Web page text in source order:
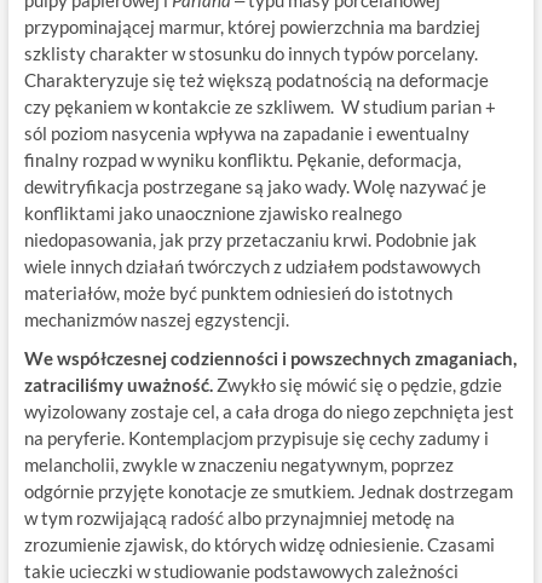
przypominającej marmur, której powierzchnia ma bardziej
szklisty charakter w stosunku do innych typów porcelany.
Charakteryzuje się też większą podatnością na deformacje
czy pękaniem w kontakcie ze szkliwem. W studium parian +
sól poziom nasycenia wpływa na zapadanie i ewentualny
finalny rozpad w wyniku konfliktu. Pękanie, deformacja,
dewitryfikacja postrzegane są jako wady. Wolę nazywać je
konfliktami jako unaocznione zjawisko realnego
niedopasowania, jak przy przetaczaniu krwi. Podobnie jak
wiele innych działań twórczych z udziałem podstawowych
materiałów, może być punktem odniesień do istotnych
mechanizmów naszej egzystencji.
We współczesnej codzienności i powszechnych zmaganiach,
zatraciliśmy uważność.Zwykło się mówić się o pędzie, gdzie
wyizolowany zostaje cel, a cała droga do niego zepchnięta jest
na peryferie. Kontemplacjom przypisuje się cechy zadumy i
melancholii, zwykle w znaczeniu negatywnym, poprzez
odgórnie przyjęte konotacje ze smutkiem. Jednak dostrzegam
w tym rozwijającą radość albo przynajmniej metodę na
zrozumienie zjawisk, do których widzę odniesienie. Czasami
takie ucieczki w studiowanie podstawowych zależności